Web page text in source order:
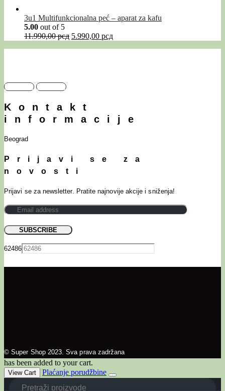
3u1 Multifunkcionalna peć – aparat za kafu
5.00 out of 5
11.990,00рсд 5.990,00 рсд
Facebook Instagram
Kontakt
informacije
Beograd
Prijavi se za
novosti
Prijavi se za newsletter. Pratite najnovije akcije i sniženja!
62486
© Super Shop 2023. Sva prava zadržana
has been added to your cart.
View Cart Plaćanje porudžbine